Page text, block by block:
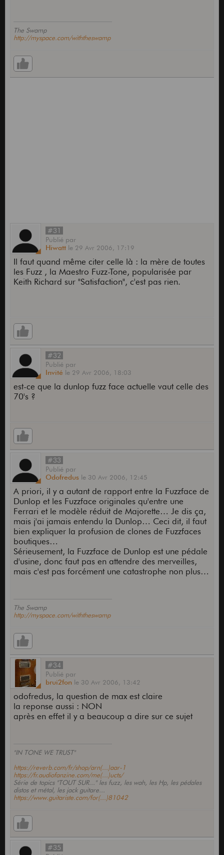
The Swamp
http://myspace.com/withtheswamp
#31
Publié par
Hiwatt le 29 Avr 2006, 17:19
Il faut quand même citer celle là : la mère de toutes
les Fuzz , la Maestro Fuzz-Tone, popularisée par
Keith Richard sur "Satisfaction", c'est pas rien.
#32
Publié par
Invité le 29 Avr 2006, 18:03
est-ce que la dunlop fuzz face actuelle vaut celle des
70's ?
#33
Publié par
Odofredus le 30 Avr 2006, 12:45
A priori, il y a autant de rapport entre la Fuzzface de
Dunlop et les Fuzzface originales qu'entre une
Ferrari et le modèle réduit de Majorette… Je dis ça,
mais j'ai jamais entendu la Dunlop… Ceci dit, il faut
bien expliquer la profusion de clones de Fuzzfaces
boutiques…
Sérieusement, la Fuzzface de Dunlop est une pédale
d'usine, donc faut pas en attendre des merveilles,
mais c'est pas forcément une catastrophe non plus…
The Swamp
http://myspace.com/withtheswamp
#34
Publié par
brui2fon le 30 Avr 2006, 13:42
odofredus, la question de max est claire
la reponse aussi : NON
après en effet il y a beaucoup a dire sur ce sujet
"IN TONE WE TRUST"
https://reverb.com/fr/shop/arn(...)aar-1
https://fr.audiofanzine.com/me(...)ucts/
Série de topics "TOUT SUR..." les fuzz, les wah, les Hp, les pédales
distos et métal, les jack guitare...
https://www.guitariste.com/for(...)81042
#35